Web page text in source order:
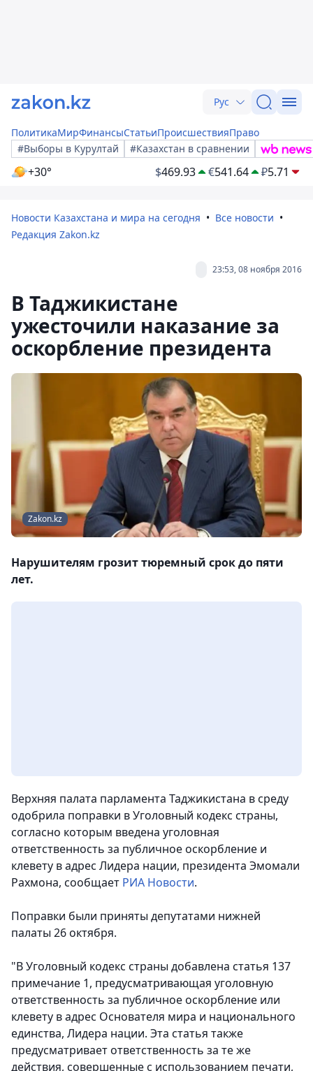
Рус
ПолитикаМирФинансыСтатьиПроисшествияПраво
#Выборы в Курултай
#Казахстан в сравнении
+30° $469.93 €541.64 ₽5.71
Новости Казахстана и мира на сегодня
Все новости
Редакция Zakon.kz
23:53, 08 ноября 2016
В Таджикистане
ужесточили наказание за
оскорбление президента
Zakon.kz
Нарушителям грозит тюремный срок до пяти
лет.
Верхняя палата парламента Таджикистана в среду
одобрила поправки в Уголовный кодекс страны,
согласно которым введена уголовная
ответственность за публичное оскорбление и
клевету в адрес Лидера нации, президента Эмомали
Рахмона, сообщает РИА Новости.
Поправки были приняты депутатами нижней
палаты 26 октября.
"В Уголовный кодекс страны добавлена статья 137
примечание 1, предусматривающая уголовную
ответственность за публичное оскорбление или
клевету в адрес Основателя мира и национального
единства, Лидера нации. Эта статья также
предусматривает ответственность за те же
действия, совершенные с использованием печати,